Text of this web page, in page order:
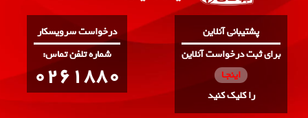
پشتیبانی آنلاین
برای ثبت درخواست آنلاین
اینجـا
را کلیک کنید
درخواست سرویسکار
:شماره تلفن تماس
0261880